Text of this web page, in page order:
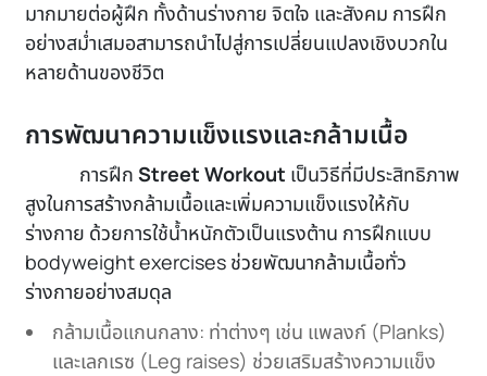
มากมายต่อผู้ฝึก ทั้งด้านร่างกาย จิตใจ และสังคม การฝึก
อย่างสม่ำเสมอสามารถนำไปสู่การเปลี่ยนแปลงเชิงบวกใน
หลายด้านของชีวิต
การพัฒนาความแข็งแรงและกล้ามเนื้อ
การฝึกStreet Workout เป็นวิธีที่มีประสิทธิภาพ
สูงในการสร้างกล้ามเนื้อและเพิ่มความแข็งแรงให้กับ
ร่างกาย ด้วยการใช้น้ำหนักตัวเป็นแรงต้าน การฝึกแบบ
bodyweight exercises ช่วยพัฒนากล้ามเนื้อทั่ว
ร่างกายอย่างสมดุล
กล้ามเนื้อแกนกลาง: ท่าต่างๆ เช่น แพลงก์ (Planks)
และเลกเรซ (Leg raises) ช่วยเสริมสร้างความแข็ง